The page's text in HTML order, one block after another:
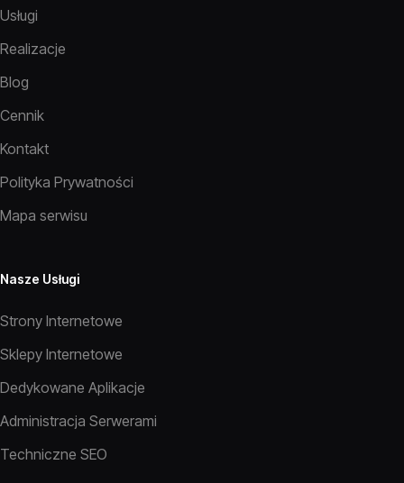
Usługi
Realizacje
Blog
Cennik
Kontakt
Polityka Prywatności
Mapa serwisu
Nasze Usługi
Strony Internetowe
Sklepy Internetowe
Dedykowane Aplikacje
Administracja Serwerami
Techniczne SEO